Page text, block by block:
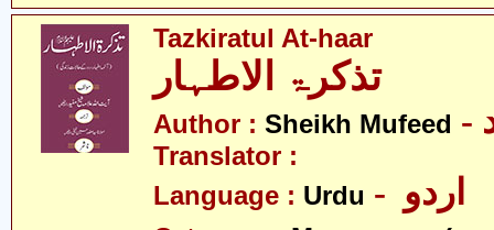
Tazkiratul At-haar
تذکرۃ الاطہار
Author : Sheikh Mufeed
Translator :
Language : Urdu